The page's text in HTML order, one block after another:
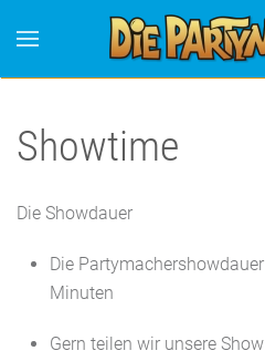
Showtime
Die Showdauer
Die
Minuten
Gern teilen wir unsere